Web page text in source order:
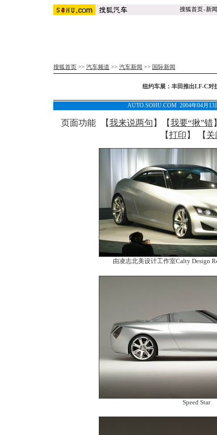
搜狐首页-新闻
搜狐首页 >> 汽车频道 >> 汽车新闻 >> 国际新闻
纽约车展：丰田推出LF-C对
AUTO.SOHU.COM 2004年04月
页面功能 【我来说两句 】【我要“揪”错
【打印 】 【 关
由凌志北美设计工作室Calty Design
Speed Star